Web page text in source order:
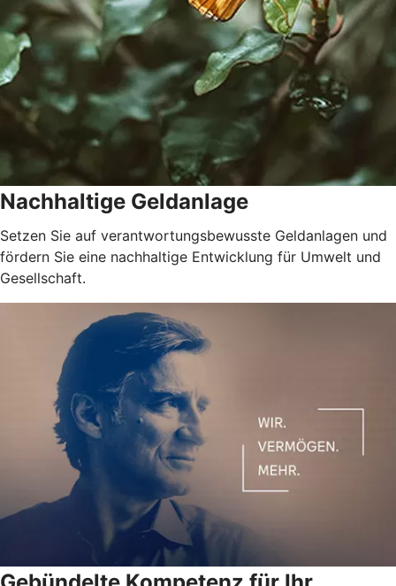
Nachhaltige Geldanlage
Setzen Sie auf verantwortungsbewusste Geldanlagen und
fördern Sie eine nachhaltige Entwicklung für Umwelt und
Gesellschaft.